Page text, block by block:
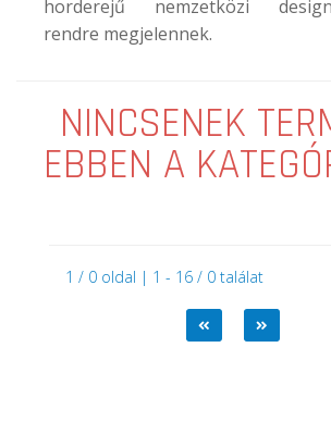
horderejű nemzetközi
rendre megjelennek.
NINCSENEK
EBBEN A
1 / 0 oldal | 1 - 16 / 0 találat